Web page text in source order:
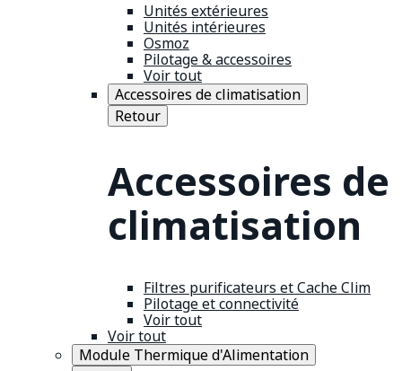
Unités extérieures
Unités intérieures
Osmoz
Pilotage & accessoires
Voir tout
Accessoires de climatisation
Retour
Accessoires de
climatisation
Filtres purificateurs et Cache Clim
Pilotage et connectivité
Voir tout
Voir tout
Module Thermique d'Alimentation